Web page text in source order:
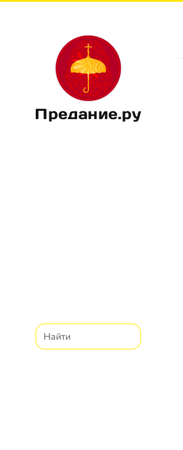
Предание.ру